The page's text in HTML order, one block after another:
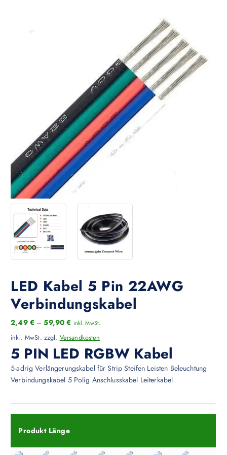
LED Kabel 5 Pin 22AWG
Verbindungskabel
2,49 € –59,90€ inkl. MwSt.
inkl. MwSt. zzgl. Versandkosten
5 PIN LED RGBW Kabel
5-adrig Verlängerungskabel für Strip Steifen Leisten Beleuchtung
Verbindungskabel 5 Polig Anschlusskabel Leiterkabel
Produkt Länge